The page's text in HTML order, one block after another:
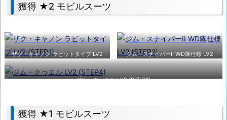
獲得 ★2 モビルスーツ
ザク・キャノン ラビットタイプ LV2
(STEP1)
ジム・スナイパーII WD隊仕様 LV2
(STEP2)
ジム・クゥエル LV2 (STEP4)
獲得 ★1 モビルスーツ